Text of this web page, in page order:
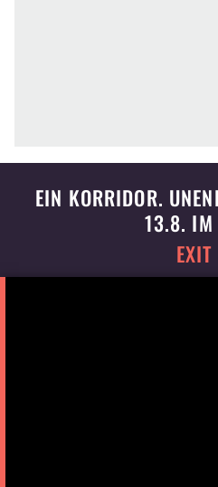
EIN KORRIDOR.
13.8. IM